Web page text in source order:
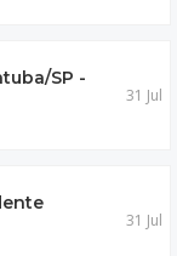
SP -
31 Jul
31 Jul